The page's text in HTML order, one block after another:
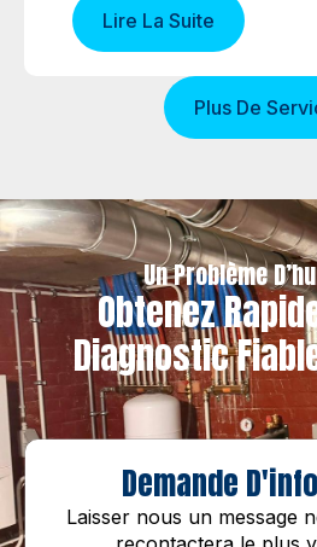
Lire La Suite
Plus De
Un Problème
Obtenez
Diagnostic
Demande
Laisser nous un message